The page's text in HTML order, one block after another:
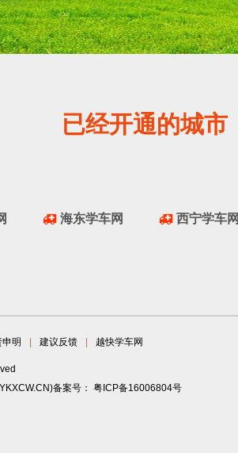
已经开通的城市
海东学车网 西宁学车网
明 建议反馈 越快学车网
备案号： 粤ICP备16006804号